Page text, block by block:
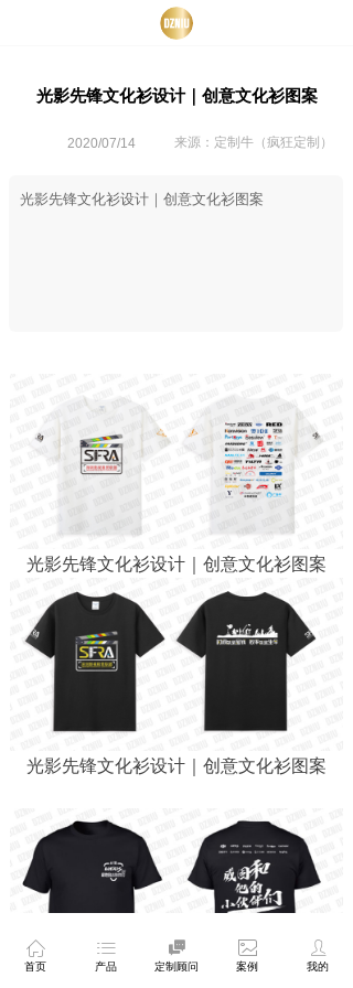
2020/07/14
光影先锋文化衫设计｜创意文化衫图案
来源：定制牛（疯狂定制）
光影先锋文化衫设计｜创意文化衫图案
光影先锋文化衫设计｜创意文化衫图案
光影先锋文化衫设计｜创意文化衫图案
ꀇ
首页
ꂇ
产品

定制顾问
ꂈ
案例
ꄑ
我的